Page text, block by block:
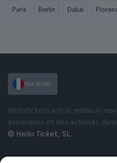
Paris Berlin Dubai
FRA (EUR)
Hellotickets est le meilleur
excursions et des activités
© Hello Ticket, SL.